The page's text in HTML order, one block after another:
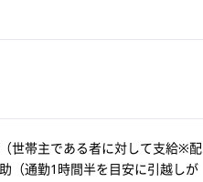
世帯主である者に対して支給※配
（通勤1時間半を目安に引越しが